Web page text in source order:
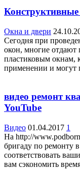
Окна и двери
Сегодня при
окон, многие отдают
пластиковым окнам,
применении и могут
видео ремонт
YouTube
Видео 01.04.2017 1
На http://
бригаду по ремонту
соответствовать
вам сэкономить